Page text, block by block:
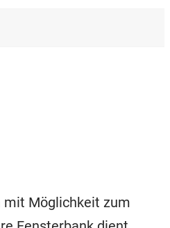
mit Möglichkeit zum